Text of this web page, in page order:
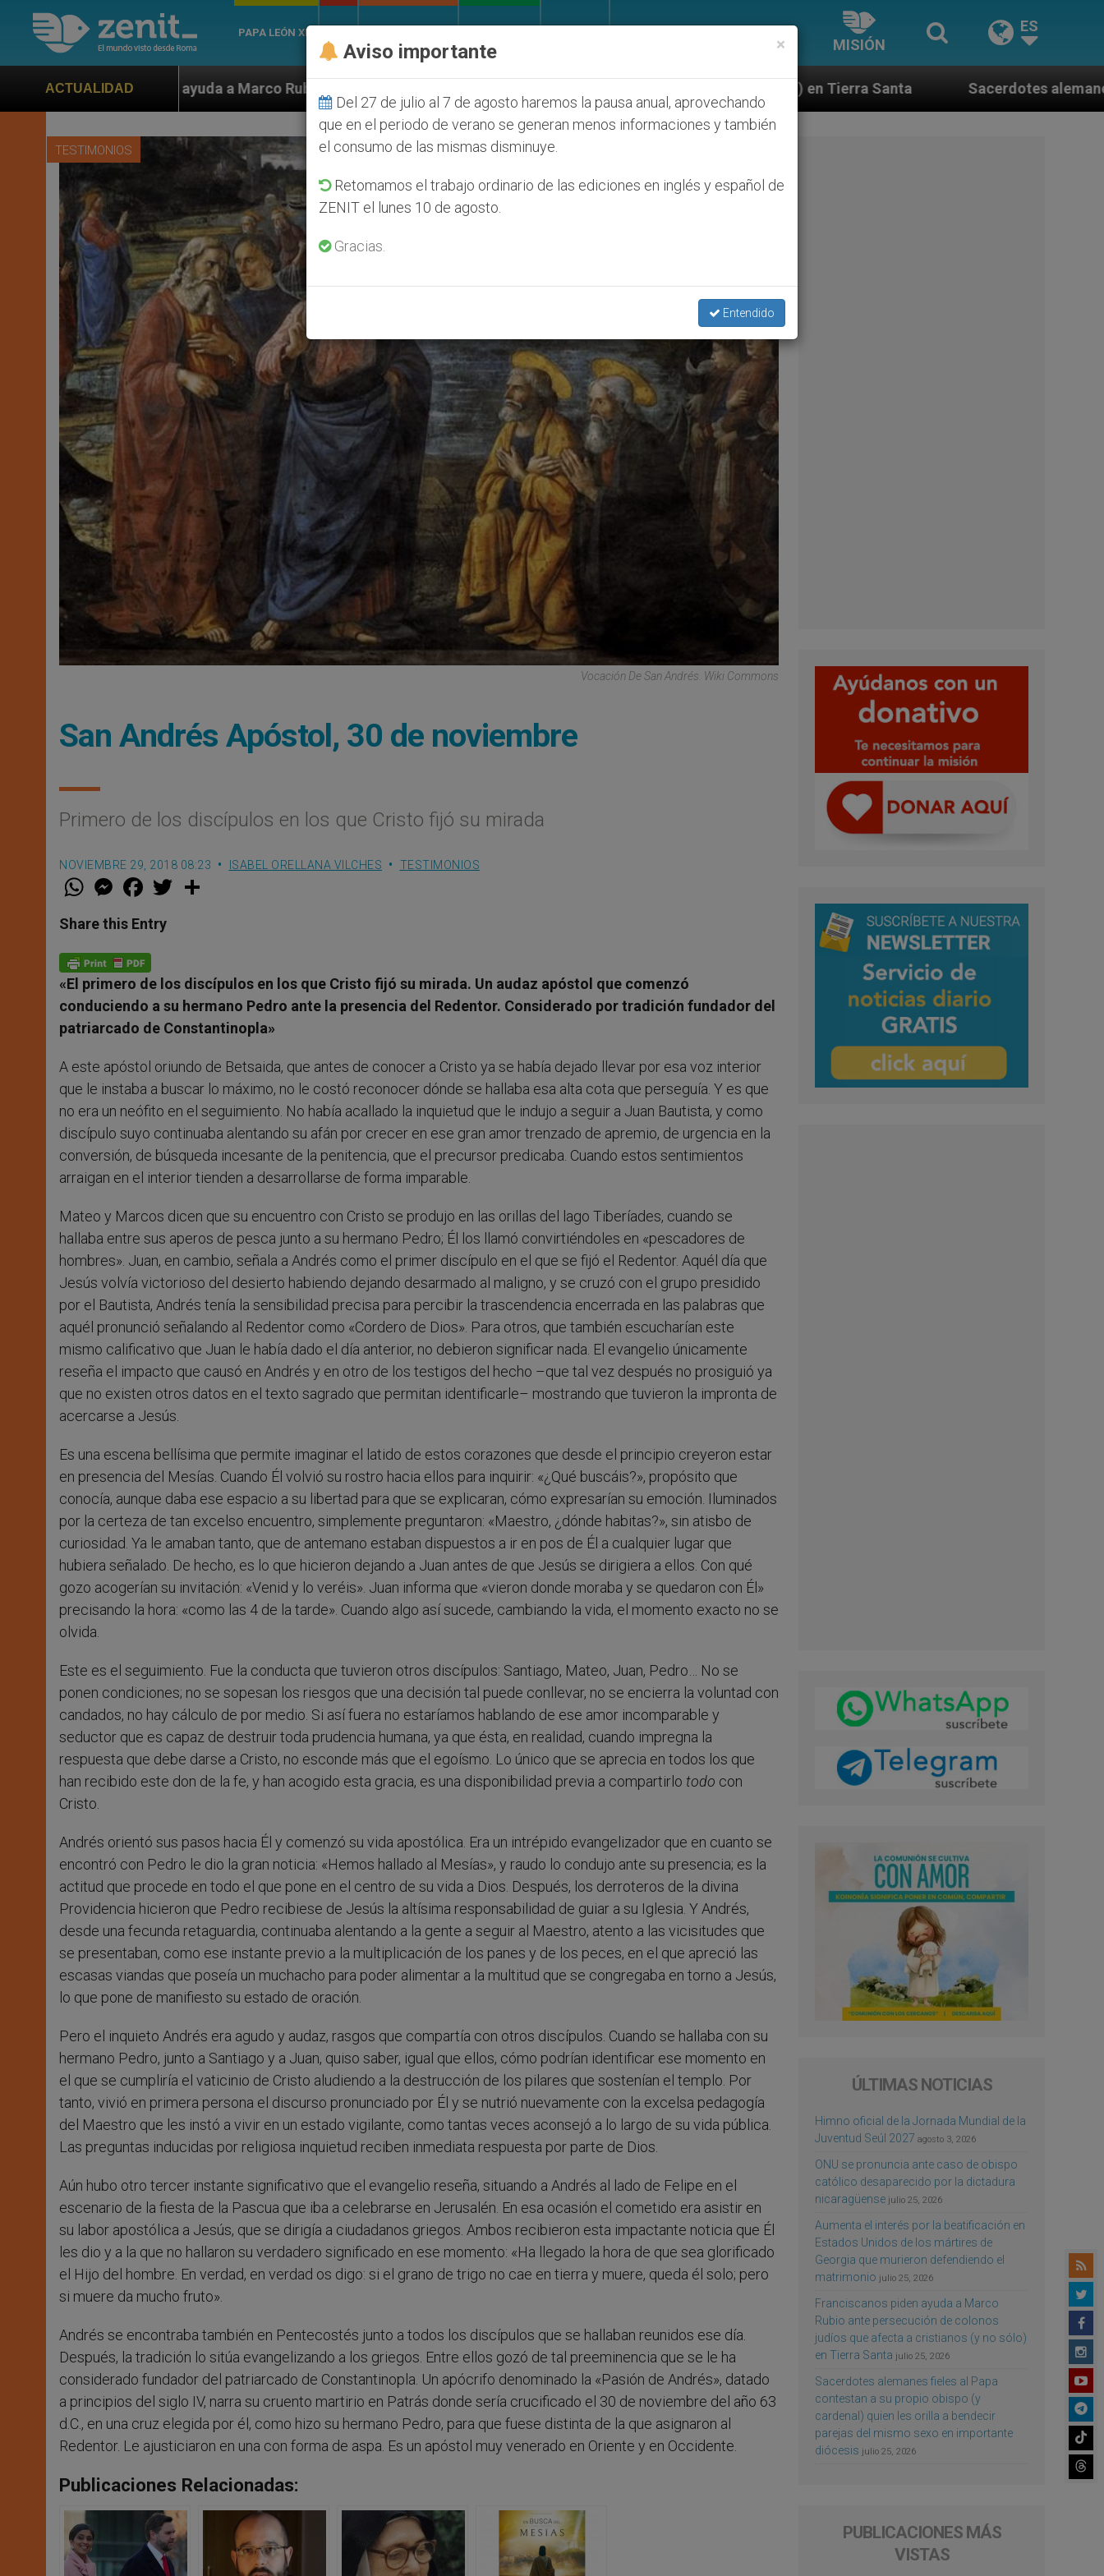
PAPA LEÓN XIV
MISIÓN
ES
ACTUALIDAD
a Marco Rubio ante persecución de colonos judíos que afecta a cristianos (y no sólo) en Tierra Santa Sacerdotes alemanes fieles al Papa contestan a
TESTIMONIOS
Vocación De San Andrés. Wiki Commons
San Andrés Apóstol, 30 de noviembre
Primero de los discípulos en los que Cristo fijó su mirada
NOVIEMBRE 29, 2018 08:23 ISABEL ORELLANA VILCHES TESTIMONIOS
W
t
s
p
p
M
e
s
e
g
e
r
F
a
e
b
o
k
w
Share this Entry
«El primero de los discípulos en los que Cristo fijó su mirada. Un audaz apóstol que comenzó
conduciendo a su hermano Pedro ante la presencia del Redentor. Considerado por tradición fundador del
patriarcado de Constantinopla»
A este apóstol oriundo de Betsaida, que antes de conocer a Cristo ya se había dejado llevar por esa voz interior
que le instaba a buscar lo máximo, no le costó reconocer dónde se hallaba esa alta cota que perseguía. Y es que
no era un neófito en el seguimiento. No había acallado la inquietud que le indujo a seguir a Juan Bautista, y como
discípulo suyo continuaba alentando su afán por crecer en ese gran amor trenzado de apremio, de urgencia en la
conversión, de búsqueda incesante de la penitencia, que el precursor predicaba. Cuando estos sentimientos
arraigan en el interior tienden a desarrollarse de forma imparable.
Mateo y Marcos dicen que su encuentro con Cristo se produjo en las orillas del lago Tiberíades, cuando se
hallaba entre sus aperos de pesca junto a su hermano Pedro; Él los llamó convirtiéndoles en «pescadores de
hombres». Juan, en cambio, señala a Andrés como el primer discípulo en el que se fijó el Redentor. Aquél día que
Jesús volvía victorioso del desierto habiendo dejando desarmado al maligno, y se cruzó con el grupo presidido
por el Bautista, Andrés tenía la sensibilidad precisa para percibir la trascendencia encerrada en las palabras que
aquél pronunció señalando al Redentor como «Cordero de Dios». Para otros, que también escucharían este
mismo calificativo que Juan le había dado el día anterior, no debieron significar nada. El evangelio únicamente
reseña el impacto que causó en Andrés y en otro de los testigos del hecho –que tal vez después no prosiguió ya
que no existen otros datos en el texto sagrado que permitan identificarle– mostrando que tuvieron la impronta de
acercarse a Jesús.
Es una escena bellísima que permite imaginar el latido de estos corazones que desde el principio creyeron estar
en presencia del Mesías. Cuando Él volvió su rostro hacia ellos para inquirir: «¿Qué buscáis?», propósito que
conocía, aunque daba ese espacio a su libertad para que se explicaran, cómo expresarían su emoción. Iluminados
por la certeza de tan excelso encuentro, simplemente preguntaron: «Maestro, ¿dónde habitas?», sin atisbo de
curiosidad. Ya le amaban tanto, que de antemano estaban dispuestos a ir en pos de Él a cualquier lugar que
hubiera señalado. De hecho, es lo que hicieron dejando a Juan antes de que Jesús se dirigiera a ellos. Con qué
gozo acogerían su invitación: «Venid y lo veréis». Juan informa que «vieron donde moraba y se quedaron con Él»
precisando la hora: «como las 4 de la tarde». Cuando algo así sucede, cambiando la vida, el momento exacto no se
olvida.
Este es el seguimiento. Fue la conducta que tuvieron otros discípulos: Santiago, Mateo, Juan, Pedro… No se
ponen condiciones; no se sopesan los riesgos que una decisión tal puede conllevar, no se encierra la voluntad con
candados, no hay cálculo de por medio. Si así fuera no estaríamos hablando de ese amor incomparable y
seductor que es capaz de destruir toda prudencia humana, ya que ésta, en realidad, cuando impregna la
respuesta que debe darse a Cristo, no esconde más que el egoísmo. Lo único que se aprecia en todos los que
han recibido este don de la fe, y han acogido esta gracia, es una disponibilidad previa a compartirlo todo con
Cristo.
Andrés orientó sus pasos hacia Él y comenzó su vida apostólica. Era un intrépido evangelizador que en cuanto se
encontró con Pedro le dio la gran noticia: «Hemos hallado al Mesías», y raudo lo condujo ante su presencia; es la
actitud que procede en todo el que pone en el centro de su vida a Dios. Después, los derroteros de la divina
Providencia hicieron que Pedro recibiese de Jesús la altísima responsabilidad de guiar a su Iglesia. Y Andrés,
desde una fecunda retaguardia, continuaba alentando a la gente a seguir al Maestro, atento a las vicisitudes que
se presentaban, como ese instante previo a la multiplicación de los panes y de los peces, en el que apreció las
escasas viandas que poseía un muchacho para poder alimentar a la multitud que se congregaba en torno a Jesús,
lo que pone de manifiesto su estado de oración.
Pero el inquieto Andrés era agudo y audaz, rasgos que compartía con otros discípulos. Cuando se hallaba con su
hermano Pedro, junto a Santiago y a Juan, quiso saber, igual que ellos, cómo podrían identificar ese momento en
el que se cumpliría el vaticinio de Cristo aludiendo a la destrucción de los pilares que sostenían el templo. Por
tanto, vivió en primera persona el discurso pronunciado por Él y se nutrió nuevamente con la excelsa pedagogía
del Maestro que les instó a vivir en un estado vigilante, como tantas veces aconsejó a lo largo de su vida pública.
Las preguntas inducidas por religiosa inquietud reciben inmediata respuesta por parte de Dios.
Aún hubo otro tercer instante significativo que el evangelio reseña, situando a Andrés al lado de Felipe en el
escenario de la fiesta de la Pascua que iba a celebrarse en Jerusalén. En esa ocasión el cometido era asistir en
su labor apostólica a Jesús, que se dirigía a ciudadanos griegos. Ambos recibieron esta impactante noticia que Él
les dio y a la que no hallaron su verdadero significado en ese momento: «Ha llegado la hora de que sea glorificado
el Hijo del hombre. En verdad, en verdad os digo: si el grano de trigo no cae en tierra y muere, queda él solo; pero
si muere da mucho fruto».
Andrés se encontraba también en Pentecostés junto a todos los discípulos que se hallaban reunidos ese día.
Después, la tradición lo sitúa evangelizando a los griegos. Entre ellos gozó de tal preeminencia que se le ha
considerado fundador del patriarcado de Constantinopla. Un apócrifo denominado la «Pasión de Andrés», datado
a principios del siglo IV, narra su cruento martirio en Patrás donde sería crucificado el 30 de noviembre del año 63
d.C., en una cruz elegida por él, como hizo su hermano Pedro, para que fuese distinta de la que asignaron al
Redentor. Le ajusticiaron en una con forma de aspa. Es un apóstol muy venerado en Oriente y en Occidente.
Publicaciones Relacionadas:
ÚLTIMAS NOTICIAS
Himno oficial de la Jornada Mundial de la
Juventud Seúl 2027 agosto 3, 2026
ONU se pronuncia ante caso de obispo
católico desaparecido por la dictadura
nicaragüense julio 25, 2026
Aumenta el interés por la beatificación en
Estados Unidos de los mártires de
Georgia que murieron defendiendo el
matrimonio julio 25, 2026
Franciscanos piden ayuda a Marco
Rubio ante persecución de colonos
judíos que afecta a cristianos (y no sólo)
en Tierra Santa julio 25, 2026
Sacerdotes alemanes fieles al Papa
contestan a su propio obispo (y
cardenal) quien les orilla a bendecir
parejas del mismo sexo en importante
diócesis julio 25, 2026
PUBLICACIONES MÁS
VISTAS
×
Aviso importante
Del 27 de julio al 7 de agosto haremos la pausa anual, aprovechando
que en el periodo de verano se generan menos informaciones y también
el consumo de las mismas disminuye.
Retomamos el trabajo ordinario de las ediciones en inglés y español de
ZENIT el lunes 10 de agosto.
Gracias.
Entendido